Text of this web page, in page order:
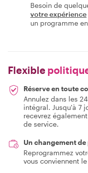
Besoin de
votre expérience
un programme
Flexible
Réserve en toute
Annulez dans les
intégral. Jusqu'à 7
recevrez
de service.
Un changement
Reprogrammez
vous conviennent